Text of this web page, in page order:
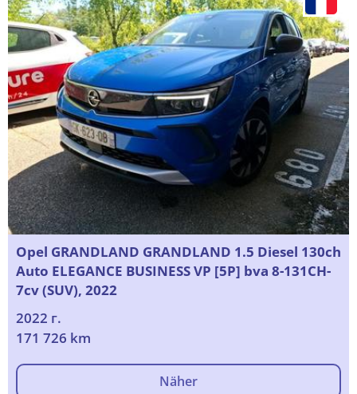
Opel GRANDLAND GRANDLAND 1.5 Diesel 130ch
Auto ELEGANCE BUSINESS VP [5P] bva 8-131CH-
7cv (SUV), 2022
2022 г.
171 726 km
Näher